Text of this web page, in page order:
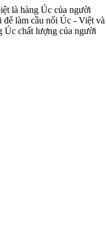
là hàng Úc của người
để làm cầu nối Úc - Việt và
Úc chất lượng của người